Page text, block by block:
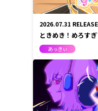
2026.07.31 RELEASE
ときめき！めろす
あっきぃ